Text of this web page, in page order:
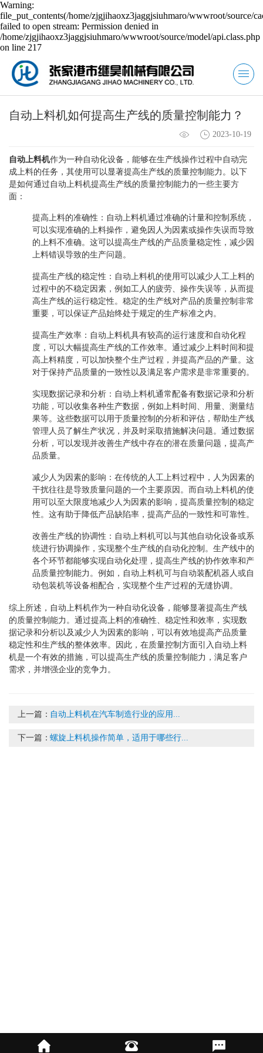
Warning:
file_put_contents(/home/zjgjihaoxz3jaggjsiuhmaro/wwwroot/source/
failed to open stream: Permission denied in
/home/zjgjihaoxz3jaggjsiuhmaro/wwwroot/source/model/api.class.php
on line 217
自动上料机如何提高生产线的质量控制能力？
2023-10-19
自动上料机作为一种自动化设备，能够在生产线操作过程中自动完
成上料的任务，其使用可以显著提高生产线的质量控制能力。以下
是如何通过自动上料机提高生产线的质量控制能力的一些主要方
面：
提高上料的准确性：自动上料机通过准确的计量和控制系统，
可以实现准确的上料操作，避免因人为因素或操作失误而导致
的上料不准确。这可以提高生产线的产品质量稳定性，减少因
上料错误导致的生产问题。
提高生产线的稳定性：自动上料机的使用可以减少人工上料的
过程中的不稳定因素，例如工人的疲劳、操作失误等，从而提
高生产线的运行稳定性。稳定的生产线对产品的质量控制非常
重要，可以保证产品始终处于规定的生产标准之内。
提高生产效率：自动上料机具有较高的运行速度和自动化程
度，可以大幅提高生产线的工作效率。通过减少上料时间和提
高上料精度，可以加快整个生产过程，并提高产品的产量。这
对于保持产品质量的一致性以及满足客户需求是非常重要的。
实现数据记录和分析：自动上料机通常配备有数据记录和分析
功能，可以收集各种生产数据，例如上料时间、用量、测量结
果等。这些数据可以用于质量控制的分析和评估，帮助生产线
管理人员了解生产状况，并及时采取措施解决问题。通过数据
分析，可以发现并改善生产线中存在的潜在质量问题，提高产
品质量。
减少人为因素的影响：在传统的人工上料过程中，人为因素的
干扰往往是导致质量问题的一个主要原因。而自动上料机的使
用可以至大限度地减少人为因素的影响，提高质量控制的稳定
性。这有助于降低产品缺陷率，提高产品的一致性和可靠性。
改善生产线的协调性：自动上料机可以与其他自动化设备或系
统进行协调操作，实现整个生产线的自动化控制。生产线中的
各个环节都能够实现自动化处理，提高生产线的协作效率和产
品质量控制能力。例如，自动上料机可与自动装配机器人或自
动包装机等设备相配合，实现整个生产过程的无缝协调。
综上所述，自动上料机作为一种自动化设备，能够显著提高生产线
的质量控制能力。通过提高上料的准确性、稳定性和效率，实现数
据记录和分析以及减少人为因素的影响，可以有效地提高产品质量
稳定性和生产线的整体效率。因此，在质量控制方面引入自动上料
机是一个有效的措施，可以提高生产线的质量控制能力，满足客户
需求，并增强企业的竞争力。
上一篇： 自动上料机在汽车制造行业的应用...
下一篇：螺旋上料机操作简单，适用于哪些行...